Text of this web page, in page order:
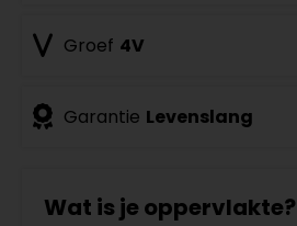
Groef 4V
Garantie Levenslang
Wat is je oppervlakte?